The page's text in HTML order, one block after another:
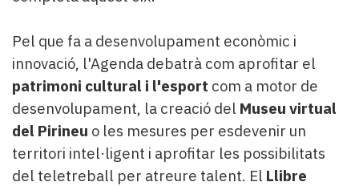
Pel que fa a desenvolupament econòmic i
innovació, l'Agenda debatrà com aprofitar el
patrimoni cultural i l'esport com a motor de
desenvolupament, la creació del Museu virtual
del Pirineu o les mesures per esdevenir un
territori intel·ligent i aprofitar les possibilitats
del teletreball per atreure talent. El Llibre